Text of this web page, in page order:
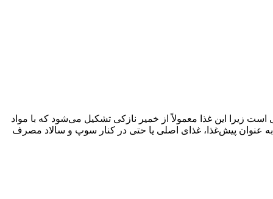
زیرا این غذا معمولاً از خمیر نازکی تشکیل می‌شود که با مواد
عنوان پیش‌غذا، غذای اصلی یا حتی در کنار سوپ و سالاد مصرف